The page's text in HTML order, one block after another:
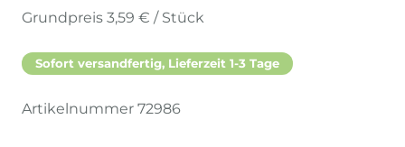
Grundpreis 3,59 € / Stück
Sofort versandfertig, Lieferzeit 1-3 Tage
Artikelnummer 72986